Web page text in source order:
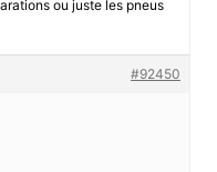
ou juste les pneus
#92450